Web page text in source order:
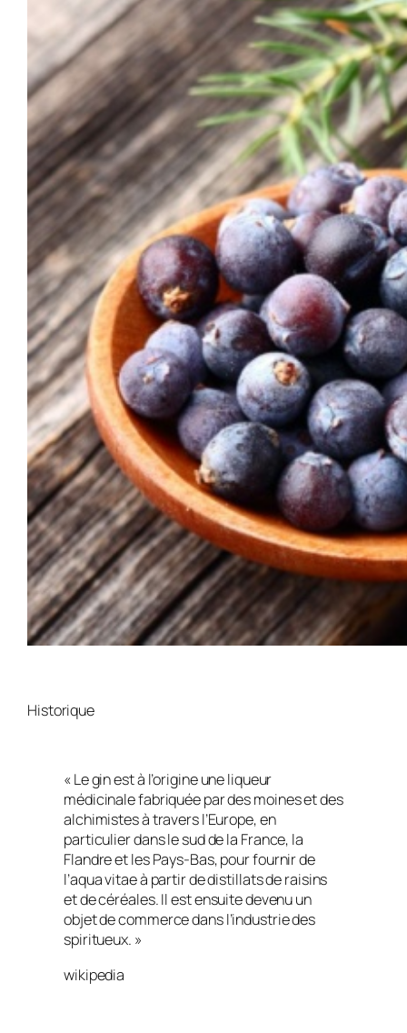
Historique
« Le gin est à l’origine une liqueur
médicinale fabriquée par des moines et des
alchimistes à travers l’Europe, en
particulier dans le sud de la France, la
Flandre et les Pays-Bas, pour fournir de
l’aqua vitae à partir de distillats de raisins
et de céréales. Il est ensuite devenu un
objet de commerce dans l’industrie des
spiritueux. »
wikipedia